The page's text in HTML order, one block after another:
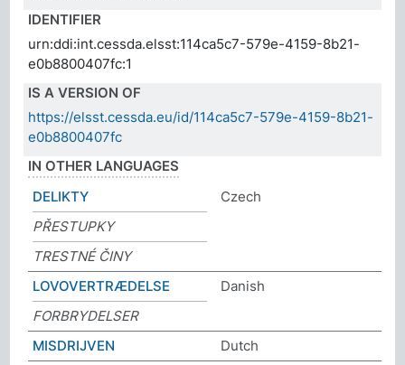
IDENTIFIER
urn:ddi:int.cessda.elsst:114ca5c7-579e-4159-8b21-
e0b8800407fc:1
IS A VERSION OF
https://elsst.cessda.eu/id/114ca5c7-579e-4159-8b21-
e0b8800407fc
IN OTHER LANGUAGES
DELIKTY
Czech
PŘESTUPKY
TRESTNÉ ČINY
LOVOVERTRÆDELSE
Danish
FORBRYDELSER
MISDRIJVEN
Dutch